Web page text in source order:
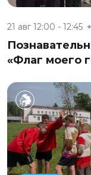
21 авг 12:00 - 12:45
«Флаг моего